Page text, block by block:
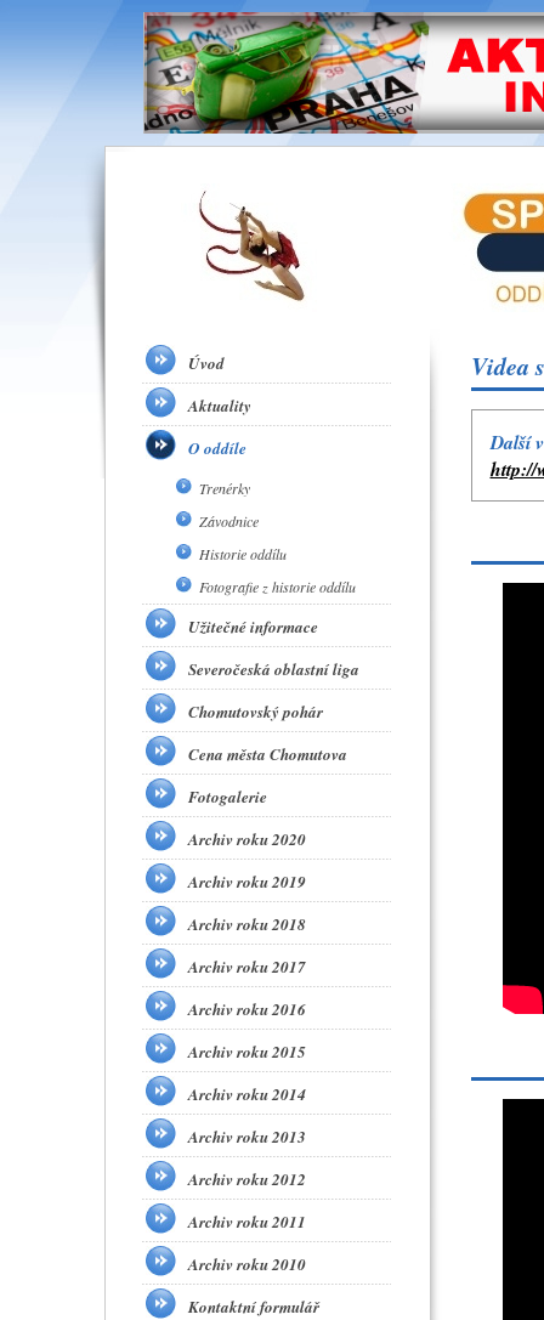
Videa
Další
http://
Úvod
Aktuality
O oddíle
Trenérky
Závodnice
Historie oddílu
Fotografie z historie oddílu
Užitečné informace
Severočeská oblastní liga
Chomutovský pohár
Cena města Chomutova
Fotogalerie
Archiv roku 2020
Archiv roku 2019
Archiv roku 2018
Archiv roku 2017
Archiv roku 2016
Archiv roku 2015
Archiv roku 2014
Archiv roku 2013
Archiv roku 2012
Archiv roku 2011
Archiv roku 2010
Kontaktní formulář